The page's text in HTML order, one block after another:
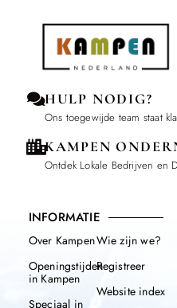
HULP NODIG?
Ons toegewijde team staat
KAMPEN
Ontdek Lokale Bedrijven en
INFORMATIE
Over Kampen
Openingstijden
in Kampen
Speciaal in
Wie zijn we?
Registreer
Website index